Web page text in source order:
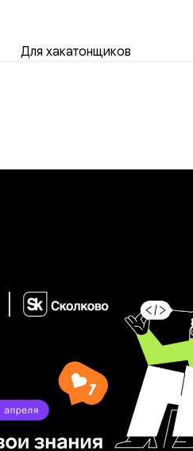
Для хакатонщиков